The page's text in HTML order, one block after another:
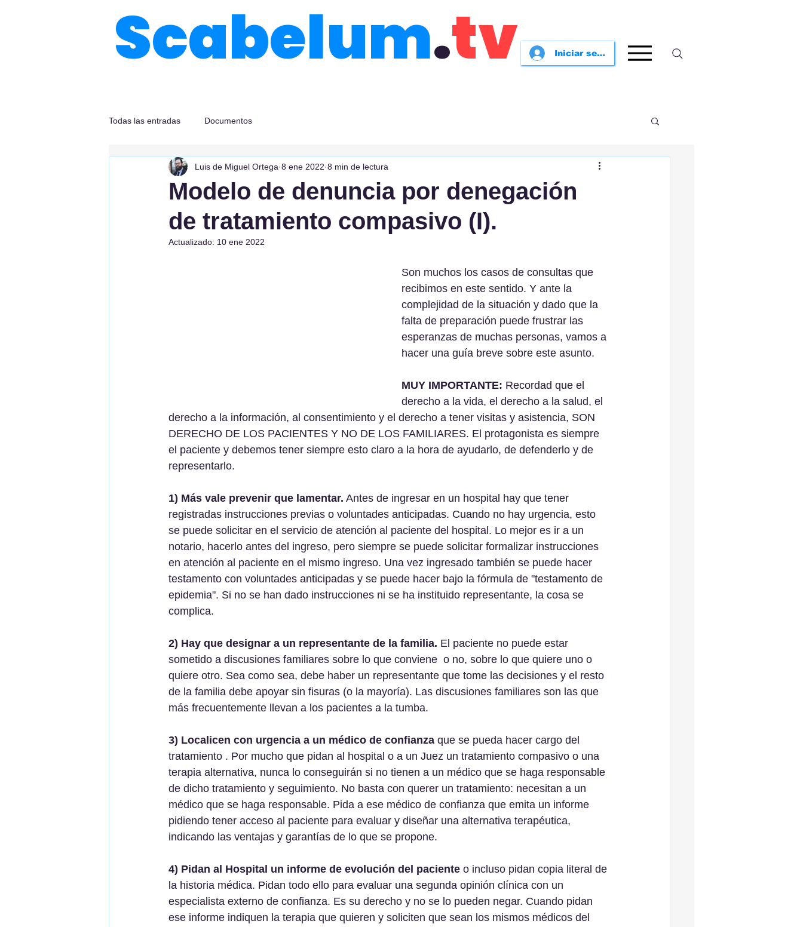
Scabelum.tv Iniciar sesión
Todas las entradas Documentos
Modelo de denuncia por denegación
de tratamiento compasivo (I).
Luis de Miguel Ortega 8 ene 2022 8 min de lectura
Actualizado: 10 ene 2022
Son muchos los casos de consultas que
recibimos en este sentido. Y ante la
complejidad de la situación y dado que la
falta de preparación puede frustrar las
esperanzas de muchas personas, vamos a
hacer una guía breve sobre este asunto.
MUY IMPORTANTE: Recordad que el
derecho a la vida, el derecho a la salud, el
derecho a la información, al consentimiento y el derecho a tener visitas y asistencia, SON
DERECHO DE LOS PACIENTES Y NO DE LOS FAMILIARES. El protagonista es siempre
el paciente y debemos tener siempre esto claro a la hora de ayudarlo, de defenderlo y de
representarlo.
1) Más vale prevenir que lamentar. Antes de ingresar en un hospital hay que tener
registradas instrucciones previas o voluntades anticipadas. Cuando no hay urgencia, esto
se puede solicitar en el servicio de atención al paciente del hospital. Lo mejor es ir a un
notario, hacerlo antes del ingreso, pero siempre se puede solicitar formalizar instrucciones
en atención al paciente en el mismo ingreso. Una vez ingresado también se puede hacer
testamento con voluntades anticipadas y se puede hacer bajo la fórmula de "testamento de
epidemia". Si no se han dado instrucciones ni se ha instituido representante, la cosa se
complica.
2) Hay que designar a un representante de la familia. El paciente no puede estar
sometido a discusiones familiares sobre lo que conviene  o no, sobre lo que quiere uno o
quiere otro. Sea como sea, debe haber un representante que tome las decisiones y el resto
de la familia debe apoyar sin fisuras (o la mayoría). Las discusiones familiares son las que
más frecuentemente llevan a los pacientes a la tumba.
3) Localicen con urgencia a un médico de confianza que se pueda hacer cargo del
tratamiento . Por mucho que pidan al hospital o a un Juez un tratamiento compasivo o una
terapia alternativa, nunca lo conseguirán si no tienen a un médico que se haga responsable
de dicho tratamiento y seguimiento. No basta con querer un tratamiento: necesitan a un
médico que se haga responsable. Pida a ese médico de confianza que emita un informe
pidiendo tener acceso al paciente para evaluar y diseñar una alternativa terapéutica,
indicando las ventajas y garantías de lo que se propone.
4) Pidan al Hospital un informe de evolución del paciente o incluso pidan copia literal de
la historia médica. Pidan todo ello para evaluar una segunda opinión clínica con un
especialista externo de confianza. Es su derecho y no se lo pueden negar. Cuando pidan
ese informe indiquen la terapia que quieren y soliciten que sean los mismos médicos del